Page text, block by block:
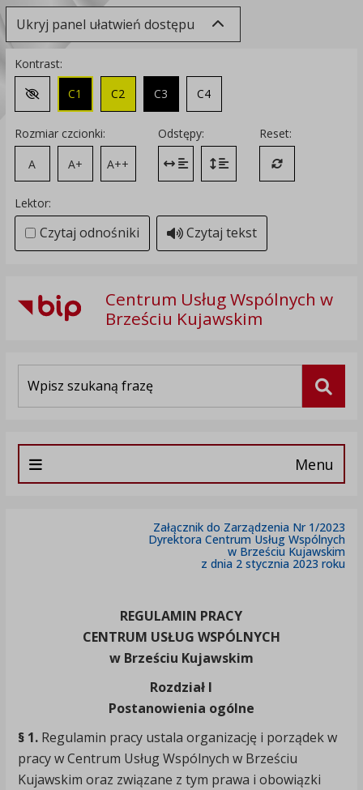
Ukryj panel ułatwień dostępu
Kontrast:
Zmień kontrast na domyślny
C1 C2 C3 C4
Rozmiar czcionki:
A
A+ A++
Odstępy:
Zmień odstęp między literami
Zmień interlinię i margines
Reset:
Przywróć
Lektor:
Czytaj odnośniki Czytaj tekst
Centrum Usług Wspólnych w
Brześciu Kujawskim
Menu
Załącznik do Zarządzenia Nr 1/2023
Dyrektora Centrum Usług Wspólnych
w Brześciu Kujawskim
z dnia 2 stycznia 2023 roku
REGULAMIN PRACY
CENTRUM USŁUG WSPÓLNYCH
w Brześciu Kujawskim
Rozdział I
Postanowienia ogólne
§ 1. Regulamin pracy ustala organizację i porządek w
pracy w Centrum Usług Wspólnych w Brześciu
Kujawskim oraz związane z tym prawa i obowiązki